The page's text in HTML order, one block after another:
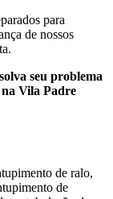
para
de nossos
seu problema
Vila Padre
de ralo,
de